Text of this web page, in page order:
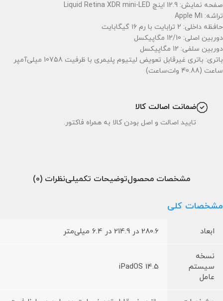
صفحه نمایش: 12.9 اینچ Liquid Retina XDR mini-LED
تراشه: Apple M1
حافظه داخلی: 2 ترابایت با رم ۱۶ گیگابایت
دوربین اصلی: 12/10 مگاپیکسل
دوربین سلفی: 12 مگاپیکسل
باتری: باتری غیرقابل تعویض لیتیوم پلیمری با ظرفیت 10758 میلی‌آمپر
ساعت (40.88 وات‌ساعت)
ضمانت اصالت کالا
تایید اصالت و اصل بودن کالا به همراه فاکتور.
مشخصات محصولتوضیحات تکمیلینظرات (0)
مشخصات کلی
ابعاد 280.6 در 214.9 در 6.4 میلی‌متر
نسخه
سیستم
عامل
iPadOS 14.5